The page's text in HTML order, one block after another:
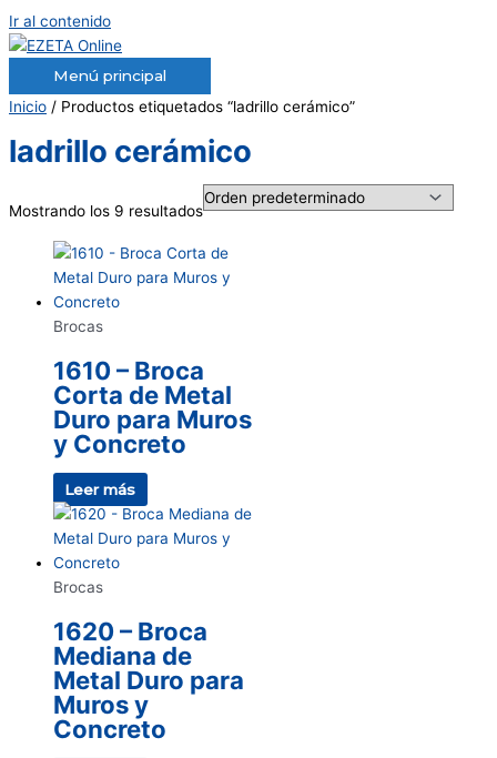
Ir al contenido
Menú principal
Inicio / Productos etiquetados “ladrillo cerámico”
ladrillo cerámico
Mostrando los 9 resultados
Brocas
1610 – Broca
Corta de Metal
Duro para Muros
y Concreto
Leer más
Brocas
1620 – Broca
Mediana de
Metal Duro para
Muros y
Concreto